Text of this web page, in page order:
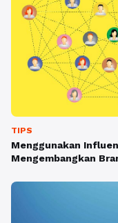
TIPS
Menggunakan
Mengembangkan